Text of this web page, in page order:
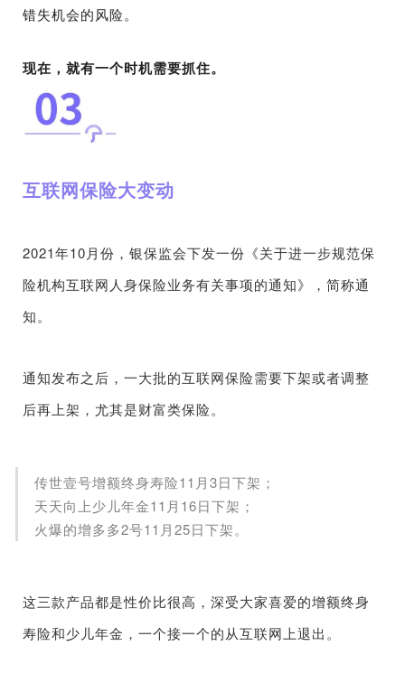
错失机会的风险。
现在，就有一个时机需要抓住。
互联网保险大变动
2021年10月份，银保监会下发一份《关于进一步规范保
险机构互联网人身保险业务有关事项的通知》，简称通
知。
通知发布之后，一大批的互联网保险需要下架或者调整
后再上架，尤其是财富类保险。
传世壹号增额终身寿险11月3日下架；
天天向上少儿年金11月16日下架；
火爆的增多多2号11月25日下架。
这三款产品都是性价比很高，深受大家喜爱的增额终身
寿险和少儿年金，一个接一个的从互联网上退出。